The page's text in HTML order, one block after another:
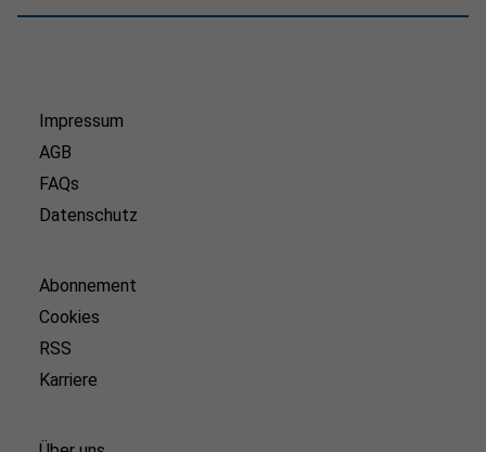
Impressum
AGB
FAQs
Datenschutz
Abonnement
Cookies
RSS
Karriere